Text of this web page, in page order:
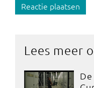
Reactie plaatsen
Lees meer